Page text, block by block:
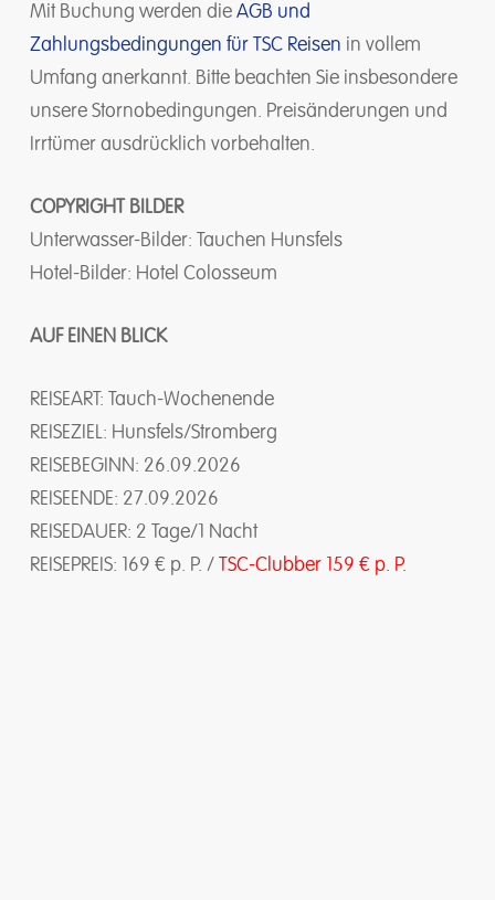
Mit Buchung werden die AGB und
Zahlungsbedingungen für TSC Reisen in vollem
Umfang anerkannt. Bitte beachten Sie insbesondere
unsere Stornobedingungen. Preisänderungen und
Irrtümer ausdrücklich vorbehalten.
COPYRIGHT BILDER
Unterwasser-Bilder: Tauchen Hunsfels
Hotel-Bilder: Hotel Colosseum
AUF EINEN BLICK
REISEART: Tauch-Wochenende
REISEZIEL: Hunsfels/Stromberg
REISEBEGINN: 26.09.2026
REISEENDE: 27.09.2026
REISEDAUER: 2 Tage/1 Nacht
REISEPREIS: 169 € p. P. / TSC-Clubber 159 € p. P.